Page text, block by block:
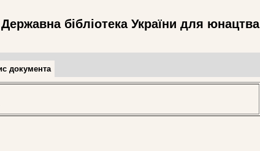
Державна бібліотека України для юнацтва
документа